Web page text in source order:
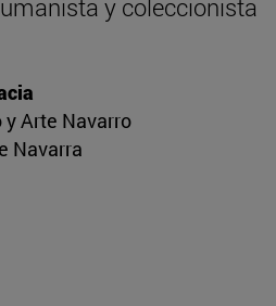
y coleccionista
Arte Navarro
Navarra